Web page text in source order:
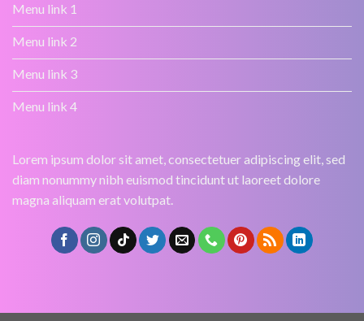
Menu link 1
Menu link 2
Menu link 3
Menu link 4
Lorem ipsum dolor sit amet, consectetuer adipiscing elit, sed
diam nonummy nibh euismod tincidunt ut laoreet dolore
magna aliquam erat volutpat.